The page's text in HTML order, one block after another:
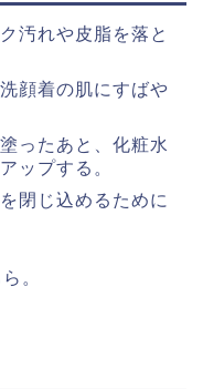
汚れや皮脂を落と
顔着の肌にすばや
ったあと、化粧水
ップする。
閉じ込めるために
。